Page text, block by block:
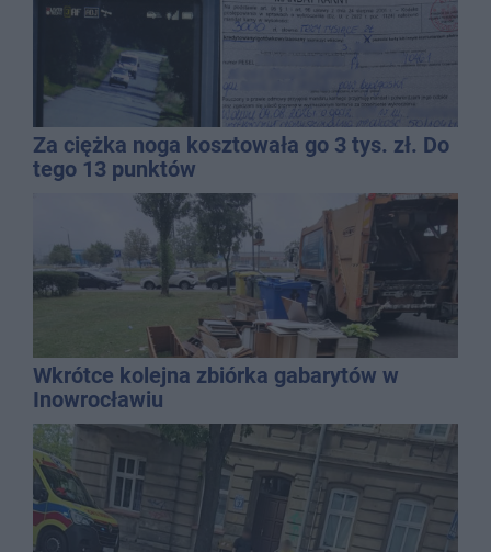
Za ciężka noga kosztowała go 3 tys. zł. Do
tego 13 punktów
Wkrótce kolejna zbiórka gabarytów w
Inowrocławiu